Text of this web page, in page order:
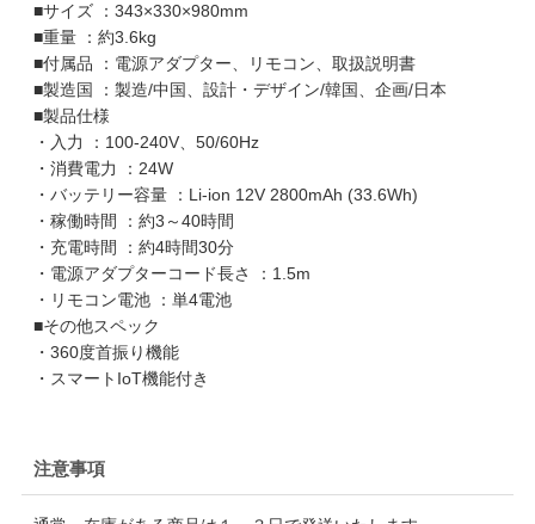
■サイズ ：343×330×980mm
■重量 ：約3.6kg
■付属品 ：電源アダプター、リモコン、取扱説明書
■製造国 ：製造/中国、設計・デザイン/韓国、企画/日本
■製品仕様
・入力 ：100-240V、50/60Hz
・消費電力 ：24W
・バッテリー容量 ：Li-ion 12V 2800mAh (33.6Wh)
・稼働時間 ：約3～40時間
・充電時間 ：約4時間30分
・電源アダプターコード長さ ：1.5m
・リモコン電池 ：単4電池
■その他スペック
・360度首振り機能
・スマートIoT機能付き
注意事項